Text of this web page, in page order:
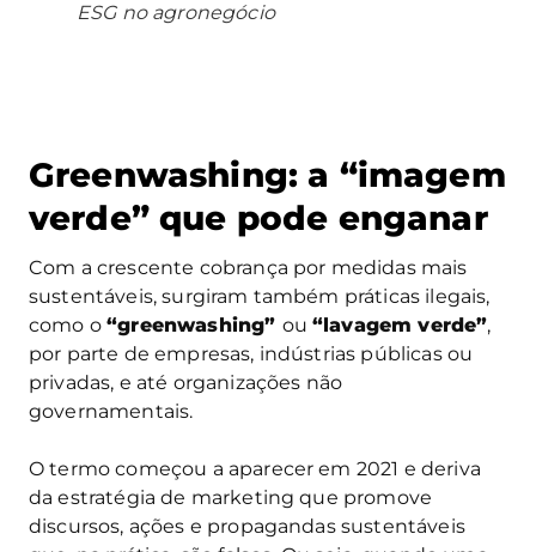
ESG no agronegócio
Greenwashing: a “imagem
verde” que pode enganar
Com a crescente cobrança por medidas mais
sustentáveis, surgiram também práticas ilegais,
como o“greenwashing” ou“lavagem verde”,
por parte de empresas, indústrias públicas ou
privadas, e até organizações não
governamentais.
O termo começou a aparecer em 2021 e deriva
da estratégia de marketing que promove
discursos, ações e propagandas sustentáveis